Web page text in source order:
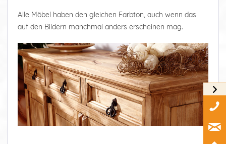
Alle Möbel haben den gleichen Farbton, auch wenn das
auf den Bildern manchmal anders erscheinen mag.